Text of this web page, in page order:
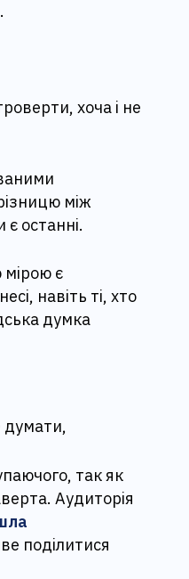
хоча і не
між
останні.
мірою є
навіть ті, хто
думка
думати,
так як
Аудиторія
поділитися